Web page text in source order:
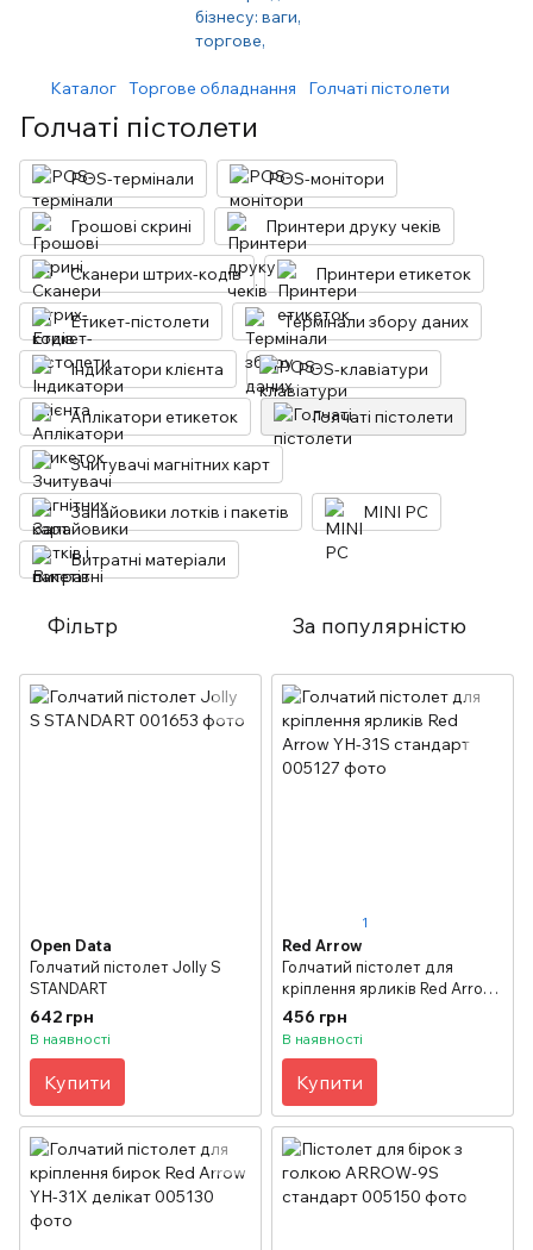
Каталог Торгове обладнання Голчаті пістолети
Голчаті пістолети
POS-термінали POS-монітори
Грошові скрині Принтери друку чеків
Сканери штрих-кодів Принтери етикеток
Етикет-пістолети Термінали збору даних
Індикатори клієнта POS-клавіатури
Аплікатори етикеток Голчаті пістолети
Зчитувачі магнітних карт
Запайовики лотків і пакетів MINI PC
Витратні матеріали
Фільтр За популярністю
Open Data
Голчатий пістолет Jolly S
STANDART
642 грн
В наявності
Купити
1
Red Arrow
Голчатий пістолет для
кріплення ярликів Red Arrow
YH-31S стандарт
456 грн
В наявності
Купити